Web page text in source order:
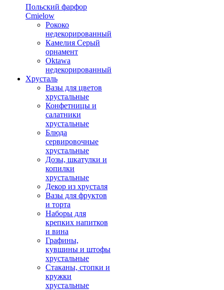
Польский фарфор
Сmielow
Рококо
недекорированный
Камелия Серый
орнамент
Oktawa
недекорированный
Хрусталь
Вазы для цветов
хрустальные
Конфетницы и
салатники
хрустальные
Блюда
сервировочные
хрустальные
Дозы, шкатулки и
копилки
хрустальные
Декор из хрусталя
Вазы для фруктов
и торта
Наборы для
крепких напитков
и вина
Графины,
кувшины и штофы
хрустальные
Стаканы, стопки и
кружки
хрустальные